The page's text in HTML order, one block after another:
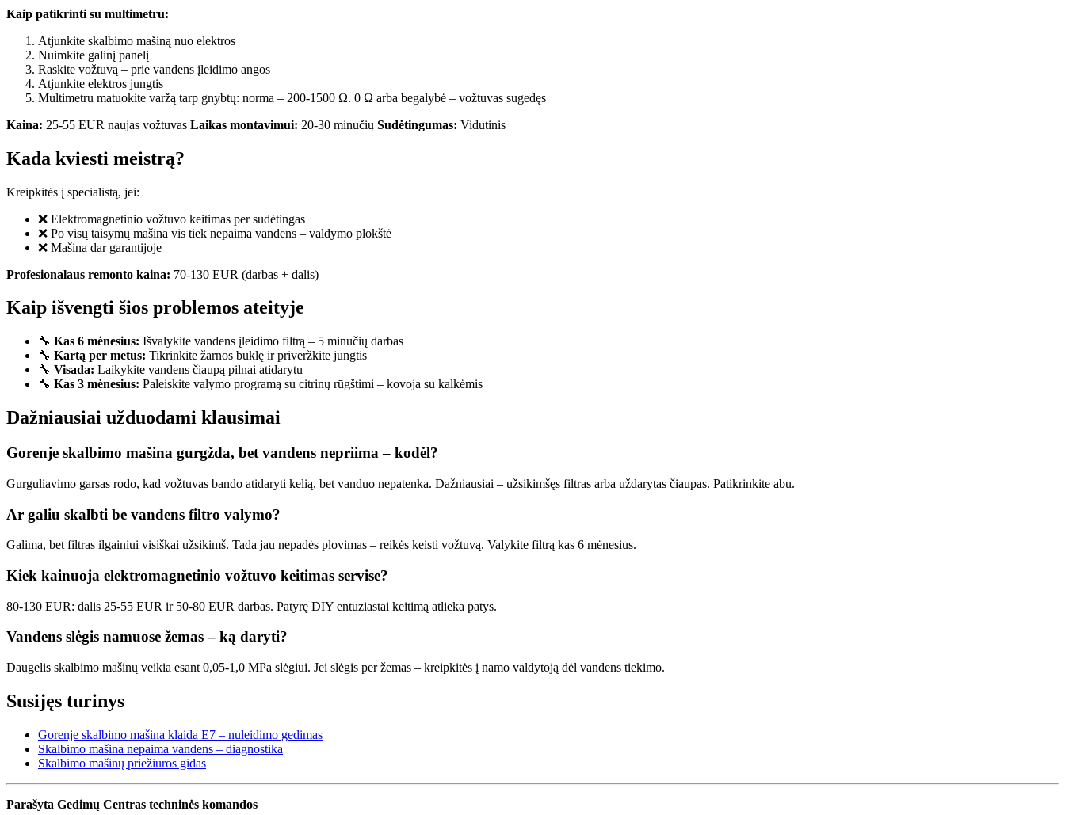
Kaip patikrinti su multimetru:
Atjunkite skalbimo mašiną nuo elektros
Nuimkite galinį panelį
Raskite vožtuvą – prie vandens įleidimo angos
Atjunkite elektros jungtis
Multimetru matuokite varžą tarp gnybtų: norma – 200-1500 Ω. 0 Ω arba begalybė – vožtuvas sugedęs
Kaina: 25-55 EUR naujas vožtuvas Laikas montavimui: 20-30 minučių Sudėtingumas: Vidutinis
Kada kviesti meistrą?
Kreipkitės į specialistą, jei:
❌ Elektromagnetinio vožtuvo keitimas per sudėtingas
❌ Po visų taisymų mašina vis tiek nepaima vandens – valdymo plokštė
❌ Mašina dar garantijoje
Profesionalaus remonto kaina: 70-130 EUR (darbas + dalis)
Kaip išvengti šios problemos ateityje
🔧 Kas 6 mėnesius: Išvalykite vandens įleidimo filtrą – 5 minučių darbas
🔧 Kartą per metus: Tikrinkite žarnos būklę ir priveržkite jungtis
🔧 Visada: Laikykite vandens čiaupą pilnai atidarytu
🔧 Kas 3 mėnesius: Paleiskite valymo programą su citrinų rūgštimi – kovoja su kalkėmis
Dažniausiai užduodami klausimai
Gorenje skalbimo mašina gurgžda, bet vandens nepriima – kodėl?
Gurguliavimo garsas rodo, kad vožtuvas bando atidaryti kelią, bet vanduo nepatenka. Dažniausiai – užsikimšęs filtras arba uždarytas čiaupas. Patikrinkite abu.
Ar galiu skalbti be vandens filtro valymo?
Galima, bet filtras ilgainiui visiškai užsikimš. Tada jau nepadės plovimas – reikės keisti vožtuvą. Valykite filtrą kas 6 mėnesius.
Kiek kainuoja elektromagnetinio vožtuvo keitimas servise?
80-130 EUR: dalis 25-55 EUR ir 50-80 EUR darbas. Patyrę DIY entuziastai keitimą atlieka patys.
Vandens slėgis namuose žemas – ką daryti?
Daugelis skalbimo mašinų veikia esant 0,05-1,0 MPa slėgiui. Jei slėgis per žemas – kreipkitės į namo valdytoją dėl vandens tiekimo.
Susijęs turinys
Gorenje skalbimo mašina klaida E7 – nuleidimo gedimas
Skalbimo mašina nepaima vandens – diagnostika
Skalbimo mašinų priežiūros gidas
Parašyta Gedimų Centras techninės komandos